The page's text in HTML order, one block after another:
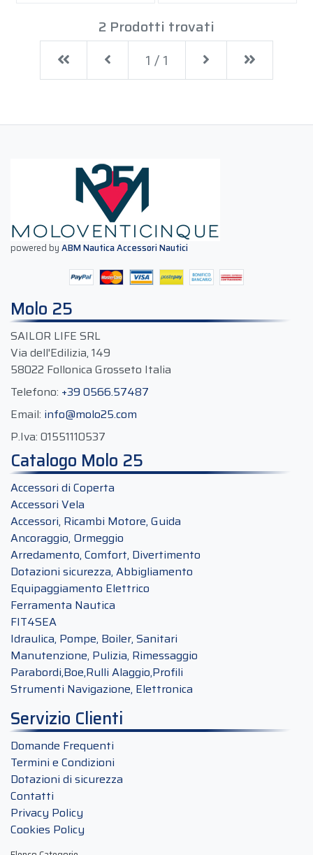
2 Prodotti trovati
First
Previous
1 / 1 Next
powered byABM Nautica Accessori Nautici
Molo 25
SAILOR LIFE SRL
Via dell'Edilizia, 149
58022 Follonica Grosseto Italia
Telefono: +39 0566.57487
Email: info@molo25.com
P.Iva: 01551110537
Catalogo Molo 25
Accessori di Coperta
Accessori Vela
Accessori, Ricambi Motore, Guida
Ancoraggio, Ormeggio
Arredamento, Comfort, Divertimento
Dotazioni sicurezza, Abbigliamento
Equipaggiamento Elettrico
Ferramenta Nautica
FIT4SEA
Idraulica, Pompe, Boiler, Sanitari
Manutenzione, Pulizia, Rimessaggio
Parabordi,Boe,Rulli Alaggio,Profili
Strumenti Navigazione, Elettronica
Servizio Clienti
Domande Frequenti
Termini e Condizioni
Dotazioni di sicurezza
Contatti
Privacy Policy
Cookies Policy